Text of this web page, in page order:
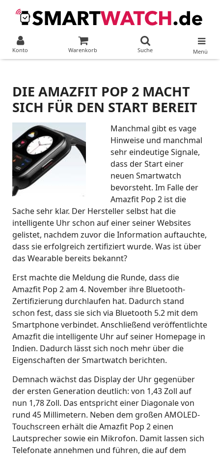
Konto Warenkorb Suche Menü
DIE AMAZFIT POP 2 MACHT
SICH FÜR DEN START BEREIT
Manchmal gibt es vage
Hinweise und manchmal
sehr eindeutige Signale,
dass der Start einer
neuen Smartwatch
bevorsteht. Im Falle der
Amazfit Pop 2 ist die
Sache sehr klar. Der Hersteller selbst hat die
intelligente Uhr schon auf einer seiner Websites
gelistet, nachdem zuvor die Information auftauchte,
dass sie erfolgreich zertifiziert wurde. Was ist über
das Wearable bereits bekannt?
Erst machte die Meldung die Runde, dass die
Amazfit Pop 2 am 4. November ihre Bluetooth-
Zertifizierung durchlaufen hat. Dadurch stand
schon fest, dass sie sich via Bluetooth 5.2 mit dem
Smartphone verbindet. Anschließend veröffentlichte
Amazfit die intelligente Uhr auf seiner Homepage in
Indien. Dadurch lässt sich noch mehr über die
Eigenschaften der Smartwatch berichten.
Demnach wächst das Display der Uhr gegenüber
der ersten Generation deutlich: von 1,43 Zoll auf
nun 1,78 Zoll. Das entspricht einer Diagonale von
rund 45 Millimetern. Neben dem großen AMOLED-
Touchscreen erhält die Amazfit Pop 2 einen
Lautsprecher sowie ein Mikrofon. Damit lassen sich
Telefonate annehmen und führen, die auf dem